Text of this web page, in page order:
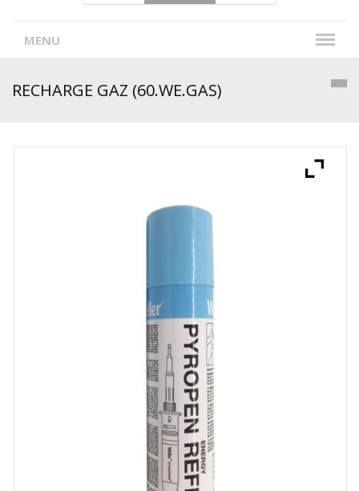
MENU
RECHARGE GAZ (60.WE.GAS)